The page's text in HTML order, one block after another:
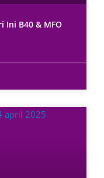
Ini B40 & MFO